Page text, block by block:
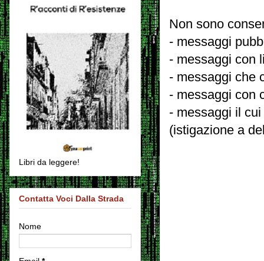
Non sono
- messaggi
- messaggi con
- messaggi che
- messaggi con
- messaggi il
(istigazione a
Libri da leggere!
Contatta Voci Dalla Strada
Nome